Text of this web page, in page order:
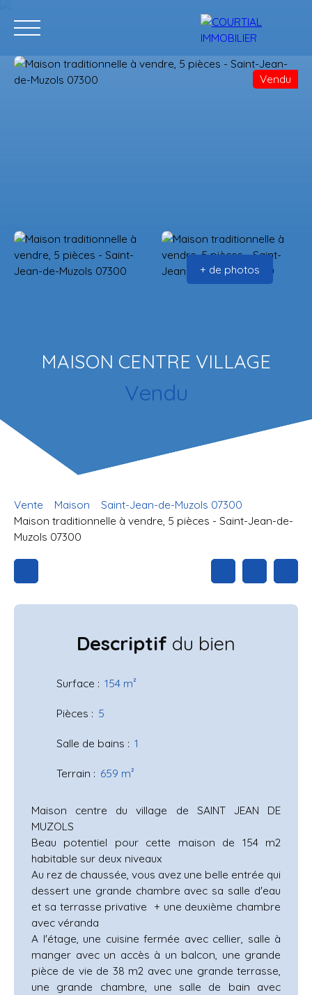
Vendu
+ de photos
MAISON CENTRE VILLAGE
Vendu
Vente Maison
Saint-Jean-de-Muzols 07300
Maison traditionnelle à vendre, 5 pièces - Saint-Jean-de-
Muzols 07300
Descriptif du bien
Surface : 154 m²
Pièces : 5
Salle de bains : 1
Terrain : 659 m²
Maison centre du village de SAINT JEAN DE
MUZOLS
Beau potentiel pour cette maison de 154 m2
habitable sur deux niveaux
Au rez de chaussée, vous avez une belle entrée qui
dessert une grande chambre avec sa salle d'eau
et sa terrasse privative + une deuxième chambre
avec véranda
A l'étage, une cuisine fermée avec cellier, salle à
manger avec un accès à un balcon, une grande
pièce de vie de 38 m2 avec une grande terrasse,
une grande chambre, une salle de bain avec